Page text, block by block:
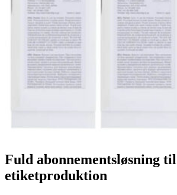
Fuld abonnementsløsning til
etiketproduktion